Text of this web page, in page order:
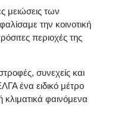
μειώσεις των
την κοινοτική
περιοχές της
συνεχείς και
ένα ειδικό μέτρο
φαινόμενα